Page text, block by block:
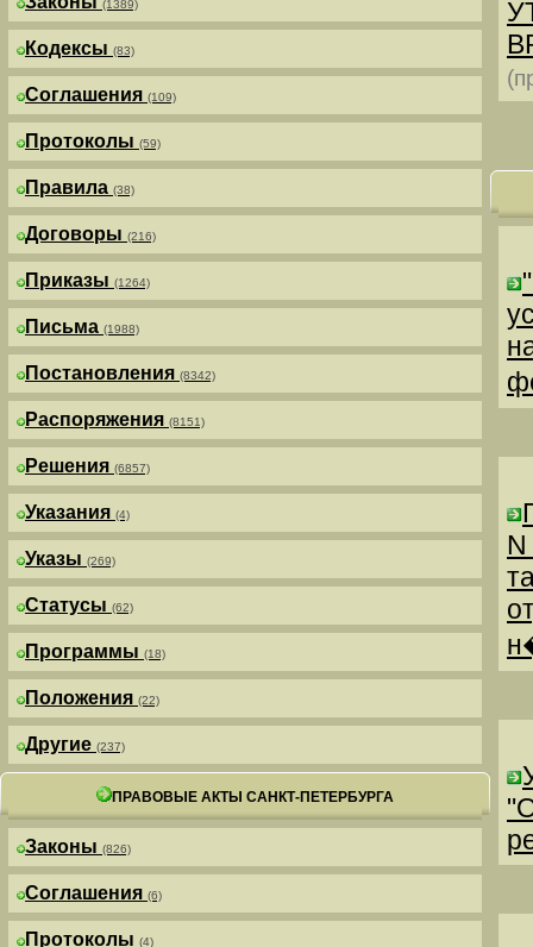
(1389)
Кодексы (83)
Соглашения (109)
Протоколы (59)
Правила (38)
Договоры (216)
Приказы (1264)
Письма (1988)
Постановления (8342)
Распоряжения (8151)
Решения (6857)
Указания (4)
Указы (269)
Статусы (62)
Программы (18)
Положения (22)
Другие (237)
ПРАВОВЫЕ АКТЫ САНКТ-ПЕТЕРБУРГА
Законы (826)
Соглашения (6)
Протоколы (4)